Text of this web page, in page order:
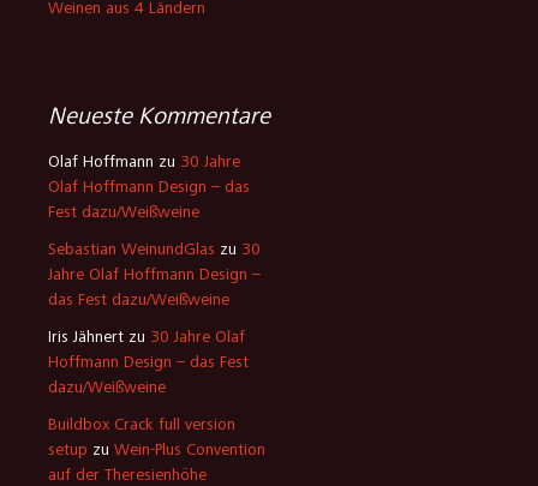
Weinen aus 4 Ländern
Neueste Kommentare
Olaf Hoffmann zu 30 Jahre
Olaf Hoffmann Design – das
Fest dazu/Weißweine
Sebastian WeinundGlas zu 30
Jahre Olaf Hoffmann Design –
das Fest dazu/Weißweine
Iris Jähnert zu 30 Jahre Olaf
Hoffmann Design – das Fest
dazu/Weißweine
Buildbox Crack full version
setup zu Wein-Plus Convention
auf der Theresienhöhe